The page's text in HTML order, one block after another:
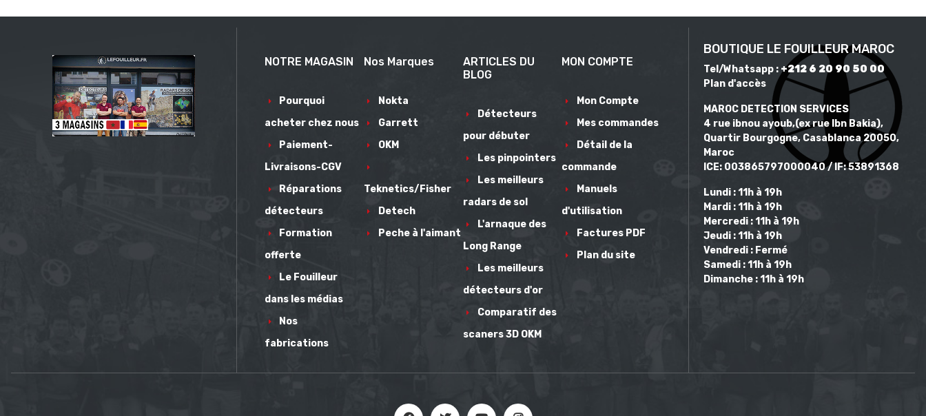
BOUTIQUE LE FOUILLEUR MAROC
Tel/Whatsapp : +212 6 20 90 50 00
Plan d'accès
MAROC DETECTION SERVICES
4 rue ibnou ayoub,(ex rue Ibn Bakia),
Quartir Bourgogne, Casablanca 20050,
Maroc
ICE: 003865797000040 / IF: 53891368
Lundi : 11h à 19h
Mardi : 11h à 19h
Mercredi : 11h à 19h
Jeudi : 11h à 19h
Vendredi : Fermé
Samedi : 11h à 19h
Dimanche : 11h à 19h
NOTRE MAGASIN
Pourquoi
acheter chez nous
Paiement-
Livraisons-CGV
Réparations
détecteurs
Formation
offerte
Le Fouilleur
dans les médias
Nos
fabrications
Nos Marques
Nokta
Garrett
OKM
Teknetics/Fisher
Detech
Peche à l'aimant
ARTICLES DU
BLOG
Détecteurs
pour débuter
Les pinpointers
Les meilleurs
radars de sol
L'arnaque des
Long Range
Les meilleurs
détecteurs d'or
Comparatif des
scaners 3D OKM
MON COMPTE
Mon Compte
Mes commandes
Détail de la
commande
Manuels
d'utilisation
Factures PDF
Plan du site